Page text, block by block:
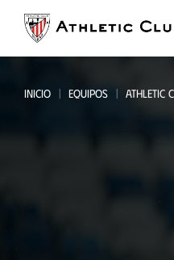
contenido
principal
INICIO EQUIPOS ATHLETIC